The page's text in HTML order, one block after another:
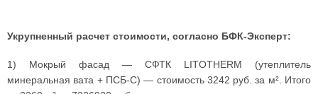
Укрупненный расчет стоимости, согласно БФК-Эксперт:
1) Мокрый фасад — СФТК LITOTHERM (утеплитель
минеральная вата + ПСБ-С) — стоимость 3242 руб. за м². Итого